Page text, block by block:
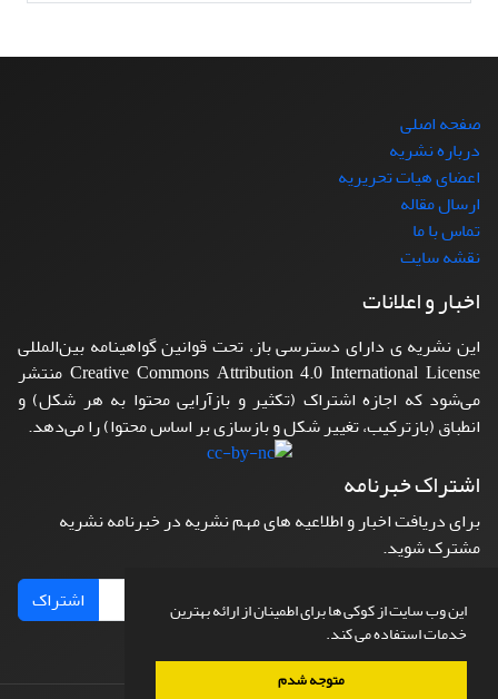
این وب سایت از کوکی ها برای اطمینان از ارائه بهترین
خدمات استفاده می کند.
متوجه شدم
صفحه اصلی
درباره نشریه
اعضای هیات تحریریه
ارسال مقاله
تماس با ما
نقشه سایت
اخبار و اعلانات
این نشریه ی دارای دسترسی باز، تحت قوانین گواهینامه بین‌المللی
Creative Commons Attribution 4.0 International License منتشر
می‌شود که اجازه اشتراک (تکثیر و بازآرایی محتوا به هر شکل) و
انطباق (بازترکیب، تغییر شکل و بازسازی بر اساس محتوا) را می‌دهد.
اشتراک خبرنامه
برای دریافت اخبار و اطلاعیه های مهم نشریه در خبرنامه نشریه
مشترک شوید.
اشتراک